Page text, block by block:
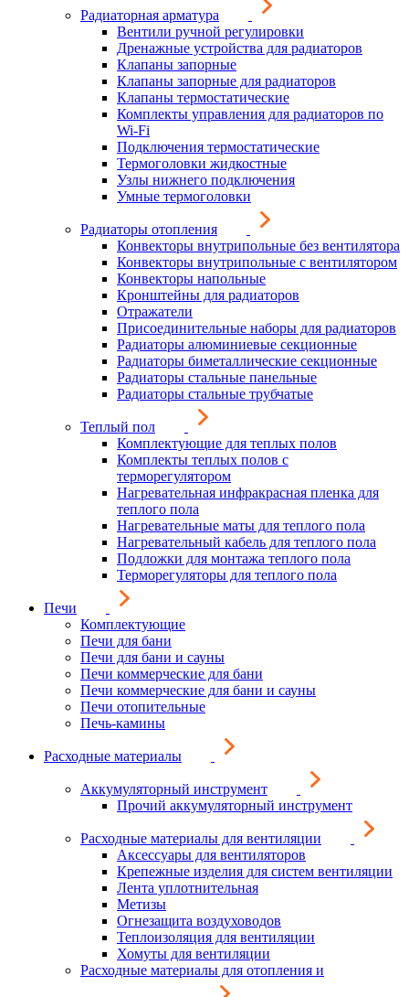
Радиаторная арматура
Вентили ручной регулировки
Дренажные устройства для радиаторов
Клапаны запорные
Клапаны запорные для радиаторов
Клапаны термостатические
Комплекты управления для радиаторов по
Wi-Fi
Подключения термостатические
Термоголовки жидкостные
Узлы нижнего подключения
Умные термоголовки
Радиаторы отопления
Конвекторы внутрипольные без вентилятора
Конвекторы внутрипольные с вентилятором
Конвекторы напольные
Кронштейны для радиаторов
Отражатели
Присоединительные наборы для радиаторов
Радиаторы алюминиевые секционные
Радиаторы биметаллические секционные
Радиаторы стальные панельные
Радиаторы стальные трубчатые
Теплый пол
Комплектующие для теплых полов
Комплекты теплых полов с
терморегулятором
Нагревательная инфракрасная пленка для
теплого пола
Нагревательные маты для теплого пола
Нагревательный кабель для теплого пола
Подложки для монтажа теплого пола
Терморегуляторы для теплого пола
Печи
Комплектующие
Печи для бани
Печи для бани и сауны
Печи коммерческие для бани
Печи коммерческие для бани и сауны
Печи отопительные
Печь-камины
Расходные материалы
Аккумуляторный инструмент
Прочий аккумуляторный инструмент
Расходные материалы для вентиляции
Аксессуары для вентиляторов
Крепежные изделия для систем вентиляции
Лента уплотнительная
Метизы
Огнезащита воздуховодов
Теплоизоляция для вентиляции
Хомуты для вентиляции
Расходные материалы для отопления и